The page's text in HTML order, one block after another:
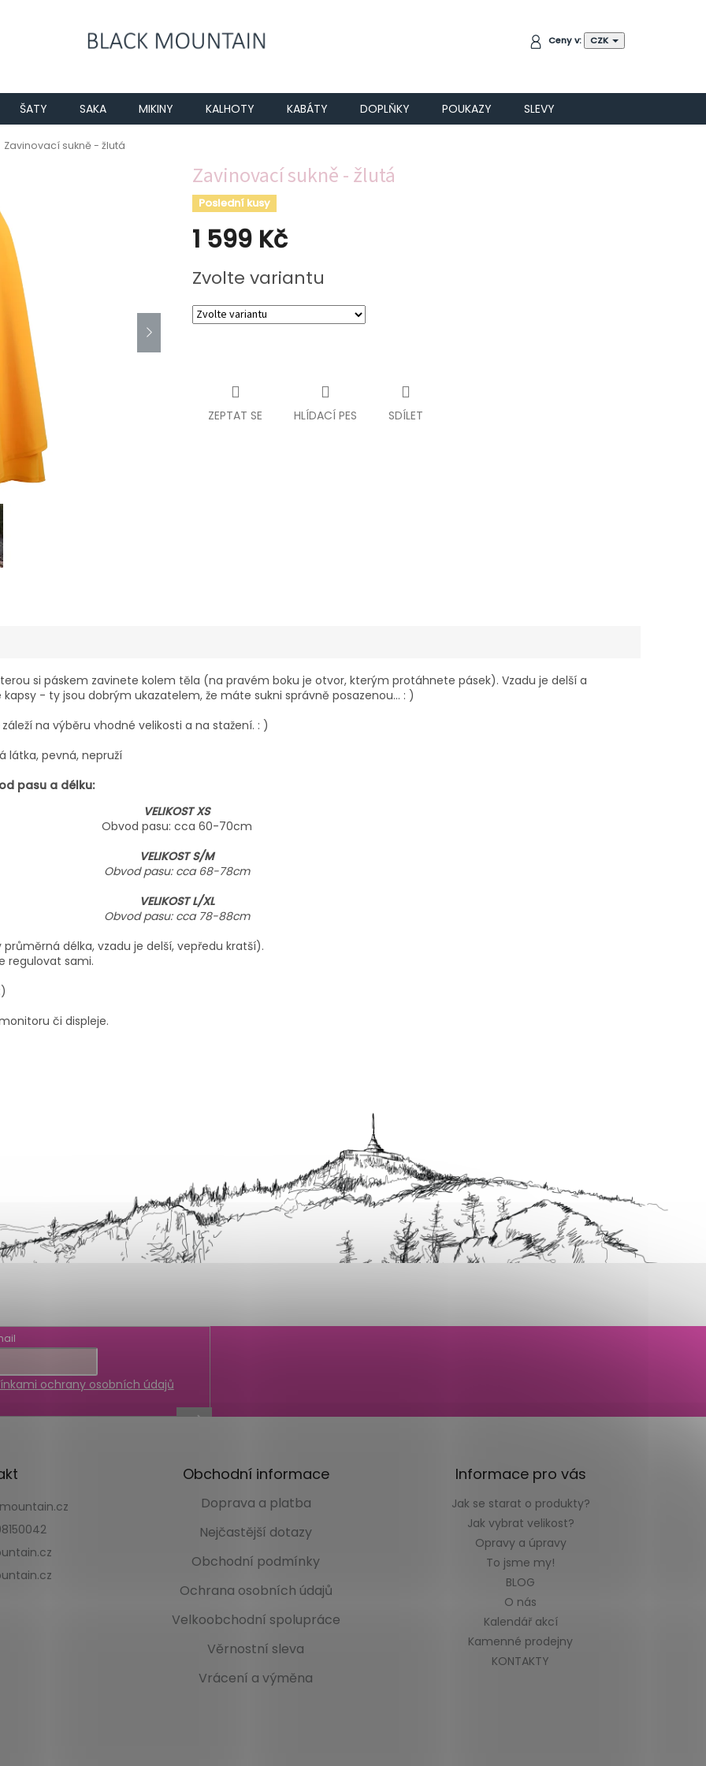
NÁKUPNÍCeny v: CZK
ŠATY SAKA MIKINY KALHOTY KABÁTY DOPLŇKY POUKAZY SLEVY
Zavinovací sukně - žlutá
Zavinovací sukně - žlutá
Poslední kusy
1 599 Kč
cena:
Zvolte variantu
ZEPTAT SE HLÍDACÍ PES SDÍLET
si páskem zavinete kolem těla (na pravém boku je otvor, kterým protáhnete pásek). Vzadu je delší a
- ty jsou dobrým ukazatelem, že máte sukni správně posazenou... : )
na výběru vhodné velikosti a na stažení. : )
látka, pevná, nepruží
pasu a délku:
VELIKOST XS
Obvod pasu: cca 60-70cm
VELIKOST S/M
Obvod pasu: cca 68-78cm
VELIKOST L/XL
Obvod pasu: cca 78-88cm
délka, vzadu je delší, vepředu kratší).
regulovat sami.
či displeje.
ochrany osobních údajů
Obchodní informace
Doprava a platba
Nejčastější dotazy
Obchodní podmínky
Ochrana osobních údajů
Velkoobchodní spolupráce
Věrnostní sleva
Vrácení a výměna
Informace pro vás
Jak se starat o produkty?
Jak vybrat velikost?
Opravy a úpravy
To jsme my!
BLOG
O nás
Kalendář akcí
Kamenné prodejny
KONTAKTY